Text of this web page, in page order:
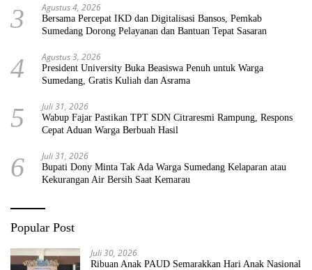
3 Agustus 4, 2026
Bersama Percepat IKD dan Digitalisasi Bansos, Pemkab
Sumedang Dorong Pelayanan dan Bantuan Tepat Sasaran
4 Agustus 3, 2026
President University Buka Beasiswa Penuh untuk Warga
Sumedang, Gratis Kuliah dan Asrama
5 Juli 31, 2026
Wabup Fajar Pastikan TPT SDN Citraresmi Rampung, Respons
Cepat Aduan Warga Berbuah Hasil
6 Juli 31, 2026
Bupati Dony Minta Tak Ada Warga Sumedang Kelaparan atau
Kekurangan Air Bersih Saat Kemarau
Popular Post
Juli 30, 2026
Ribuan Anak PAUD Semarakkan Hari Anak Nasional